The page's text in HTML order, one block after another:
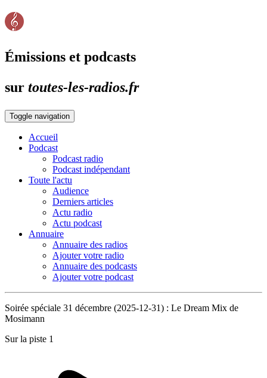
Émissions et podcasts
sur toutes-les-radios.fr
Toggle navigation
Accueil
Podcast
Podcast radio
Podcast indépendant
Toute l'actu
Audience
Derniers articles
Actu radio
Actu podcast
Annuaire
Annuaire des radios
Ajouter votre radio
Annuaire des podcasts
Ajouter votre podcast
Soirée spéciale 31 décembre (2025-12-31) : Le Dream Mix de
Mosimann
Sur la piste 1